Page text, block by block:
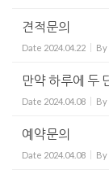
견적문의
Date 2024.04.22 By
만약 하루에 두
Date 2024.04.08 By
예약문의
Date 2024.04.08 By